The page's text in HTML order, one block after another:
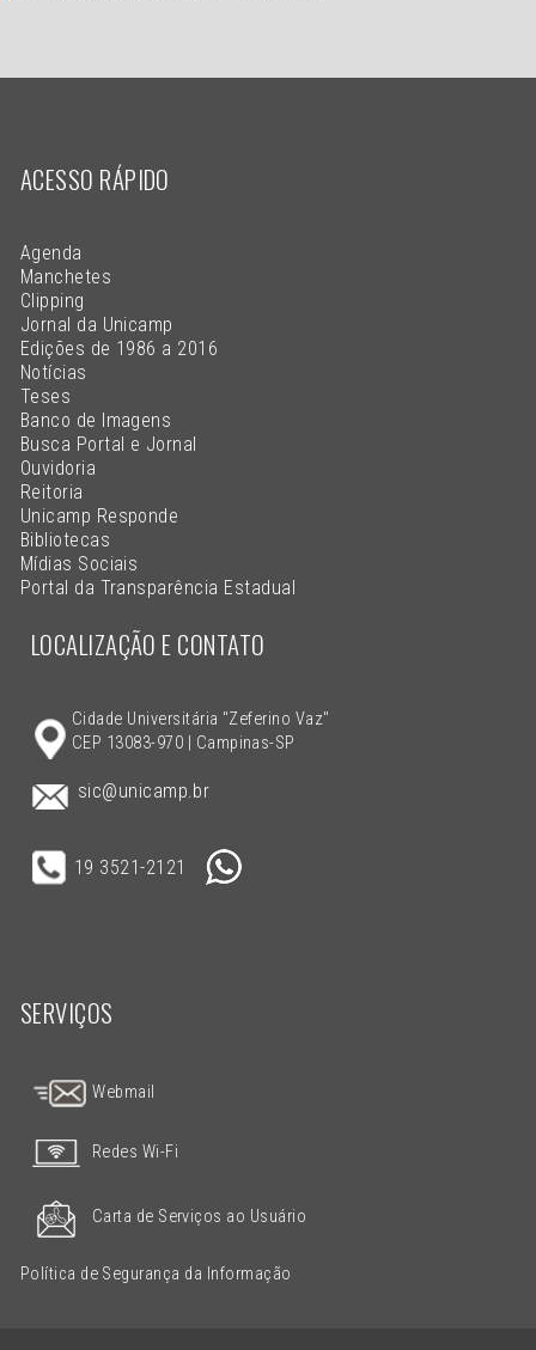
ACESSO RÁPIDO
Agenda
Manchetes
Clipping
Jornal da Unicamp
Edições de 1986 a 2016
Notícias
Teses
Banco de Imagens
Busca Portal e Jornal
Ouvidoria
Reitoria
Unicamp Responde
Bibliotecas
Mídias Sociais
Portal da Transparência Estadual
LOCALIZAÇÃO E CONTATO
Cidade Universitária "Zeferino Vaz"
CEP 13083-970 | Campinas-SP
sic@unicamp.br
19 3521-2121
SERVIÇOS
Webmail
Redes Wi-Fi
Carta de Serviços ao Usuário
Política de Segurança da Informação